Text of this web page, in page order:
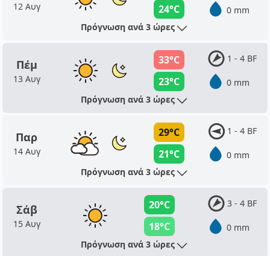
12 Αυγ
24°C
0 mm
Πρόγνωση ανά 3 ώρες
Πέμ
13 Αυγ
33°C
23°C
1 - 4 BF
0 mm
Πρόγνωση ανά 3 ώρες
Παρ
14 Αυγ
29°C
21°C
1 - 4 BF
0 mm
Πρόγνωση ανά 3 ώρες
Σάβ
15 Αυγ
20°C
18°C
3 - 4 BF
0 mm
Πρόγνωση ανά 3 ώρες